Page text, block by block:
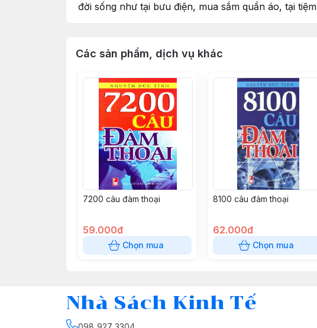
đời sống như tại bưu điện, mua sắm quần áo, tại tiệm
Các sản phẩm, dịch vụ khác
7200 câu đàm thoại
59.000đ
Chọn mua
8100 câu đàm thoại
62.000đ
Chọn mua
Nhà Sách Kinh Tế